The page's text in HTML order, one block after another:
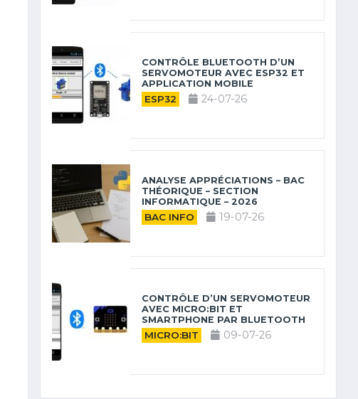
CONTRÔLE BLUETOOTH D’UN
SERVOMOTEUR AVEC ESP32 ET
APPLICATION MOBILE
ESP32 24-07-26
ANALYSE APPRÉCIATIONS – BAC
THÉORIQUE – SECTION
INFORMATIQUE – 2026
BAC INFO 19-07-26
CONTRÔLE D’UN SERVOMOTEUR
AVEC MICRO:BIT ET
SMARTPHONE PAR BLUETOOTH
MICRO:BIT 09-07-26